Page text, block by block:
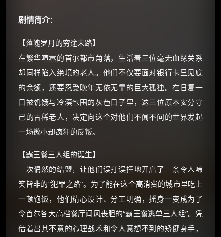
剧情简介：
【落魄岁月的穷途末路】
在繁华喧嚣的首尔都市角落，生活着三位毫无血缘关系
却同样陷入绝境的老人。他们不仅要面对银行卡里见底
的余额，还要忍受晚年无依无靠的巨大孤独。在日复一
日被饥饿与冷漠包围的灰色日子里，这三位原本安分守
己的古稀老人，决定向这个对他们不闻不问的世界发起
一场微小却疯狂的反叛。
【霸王餐三人组的诞生】
一次偶然的结盟，让他们误打误撞地开启了一条令人啼
笑皆非的“犯罪之路”。为了能在这个高消费的城市里吃上
一顿饱饭，他们精心设计、分工明确，摇身一变成为了
令首尔各大高档餐厅闻风丧胆的“霸王餐逃单三人组”。凭
借着出其不意的心理战术和令人意想不到的矫健身手，
🧧 福利领取站 ×
朋友们辛苦了 💦
如夸克12个月送14天 最低75元！
价格有浮动，请直接搜索查最低价！
还有支付宝现金红包、外卖红包、